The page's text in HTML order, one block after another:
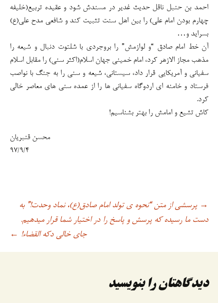
احمد بن حنبل ناقل حدیث غدیر در مسندش شود و عقیده تربیع(خلیفه
چهارم بودن امام علی) را بین اهل سنت تثبیت کند و شافعی مدح علی(ع)
بسراید و…
آن خط امام صادق “و لوازمش” را بروجردی با شلتوت دنبال و شیعه را
مذهب مجاز الازهر کرد، امام خمینی جهان اسلام(اکثر سنی) را مقابل اسلام
سفیانی و آمریکایی قرار داد، سیستانی، شیعه و سنی را به جنگ با نواصب
فرستاد و خامنه ای اردوگاه سفیانی ها را از عمده سنی های معاصر خالی
کرد.
کاش تشیع و امامش را بهتر بشناسیم!
محسن قنبریان
۹۷/۹/۴
ناوبری
→ پرسشی از متن “نحوه ی تولد امام صادق(ع)، نماد وحدت!” به
دست ما رسیده که پرسش و پاسخ را در اختیار شما قرار میدهیم.
جای خالی دکه القضاء! ←
دیدگاهتان را بنویسید